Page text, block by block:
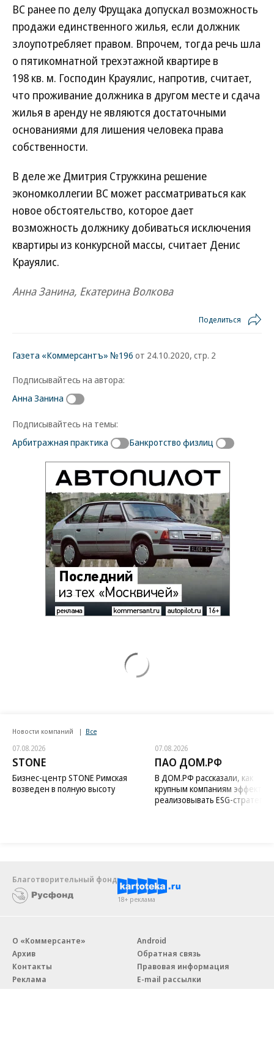
ВС ранее по делу Фрущака допускал возможность
продажи единственного жилья, если должник
злоупотребляет правом. Впрочем, тогда речь шла
о пятикомнатной трехэтажной квартире в
198 кв. м. Господин Крауялис, напротив, считает,
что проживание должника в другом месте и сдача
жилья в аренду не являются достаточными
основаниями для лишения человека права
собственности.
В деле же Дмитрия Стружкина решение
экономколлегии ВС может рассматриваться как
новое обстоятельство, которое дает
возможность должнику добиваться исключения
квартиры из конкурсной массы, считает Денис
Крауялис.
Анна Занина, Екатерина Волкова
Поделиться
Газета «Коммерсантъ» №196 от 24.10.2020, стр. 2
Подписывайтесь на автора:
Анна Занина
Подписывайтесь на темы:
Арбитражная практика
Банкротство физлиц
Новости компаний Все
07.08.2026
STONE
Бизнес-центр STONE Римская
возведен в полную высоту
07.08.2026
ПАО ДОМ.РФ
В ДОМ.РФ рассказали, как
крупным компаниям
реализовывать ESG-стратегию
Благотворительный фонд
18+ реклама
О «Коммерсанте»
Архив
Контакты
Реклама
Android
Обратная связь
Правовая информация
E-mail рассылки